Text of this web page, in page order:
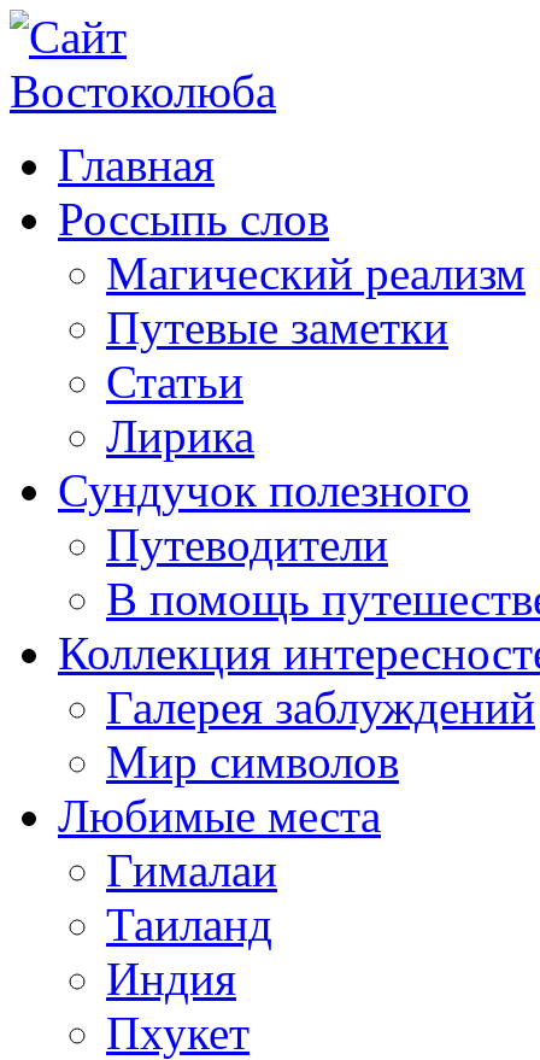
Главная
Россыпь слов
Магический реализм
Путевые заметки
Статьи
Лирика
Сундучок полезного
Путеводители
В помощь
Коллекция
Галерея заблуждений
Мир символов
Любимые места
Гималаи
Таиланд
Индия
Пхукет